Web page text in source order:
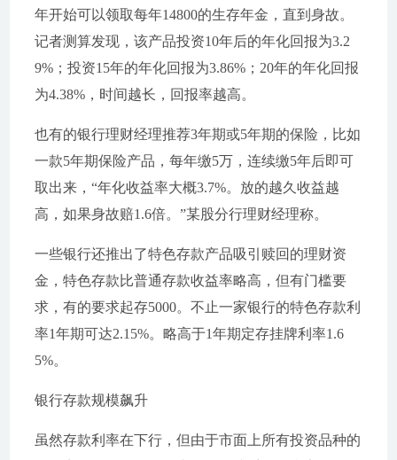
年开始可以领取每年14800的生存年金，直到身故。
记者测算发现，该产品投资10年后的年化回报为3.2
9%；投资15年的年化回报为3.86%；20年的年化回报
为4.38%，时间越长，回报率越高。
也有的银行理财经理推荐3年期或5年期的保险，比如
一款5年期保险产品，每年缴5万，连续缴5年后即可
取出来，“年化收益率大概3.7%。放的越久收益越
高，如果身故赔1.6倍。”某股分行理财经理称。
一些银行还推出了特色存款产品吸引赎回的理财资
金，特色存款比普通存款收益率略高，但有门槛要
求，有的要求起存5000。不止一家银行的特色存款利
率1年期可达2.15%。略高于1年期定存挂牌利率1.6
5%。
银行存款规模飙升
虽然存款利率在下行，但由于市面上所有投资品种的